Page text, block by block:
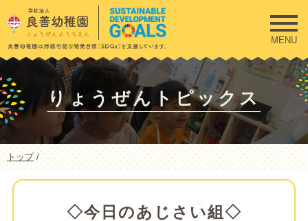
このページの本文へ
MENU
りょうぜんトピックス
現
在
の
トップ/
◇今日のあじさい組◇